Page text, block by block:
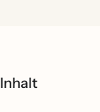
Inhalt